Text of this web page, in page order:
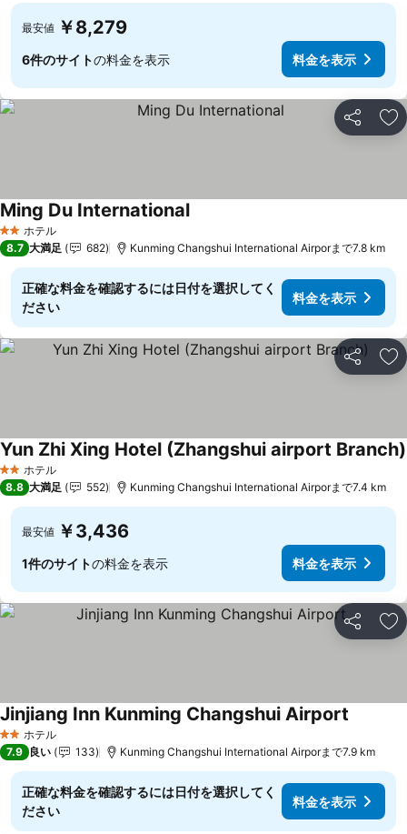
最安値 ￥8,279
6件のサイトの料金を表示 料金を表示
シェア お
2 ホテルのランク
ホテル
Ming Du International料金を表示
8.7 大満足 682 Kunming Changshui International Airporまで7.8 km
正確な料金を確認するには日付を選択してく
ださい
料金を表示
シェア お
2 ホテルのランク
ホテル
Yun Zhi Xing Hotel (Zhangshui airport Branch)
8.8 大満足 552 Kunming Changshui International Airporまで7.4 km
最安値 ￥3,436
1件のサイトの料金を表示 料金を表示
シェア お
2 ホテルのランク
ホテル
Jinjiang Inn Kunming Changshui Airport
7.9 良い 133 Kunming Changshui International Airporまで7.9 km
正確な料金を確認するには日付を選択してく
ださい
料金を表示